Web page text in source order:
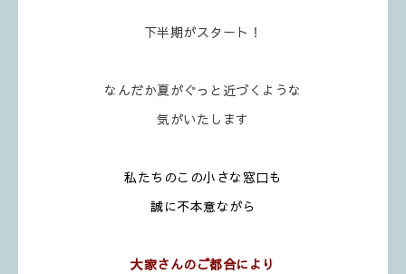
下半期がスタート！
なんだか夏がぐっと近づくような
気がいたします
私たちのこの小さな窓口も
誠に不本意ながら
大家さんのご都合により